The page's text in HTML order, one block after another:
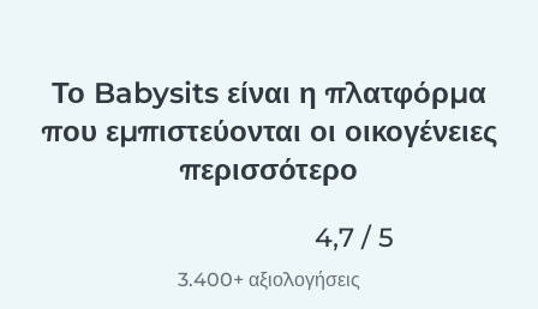
Το Babysits είναι η πλατφόρμα
που εμπιστεύονται οι οικογένειες
περισσότερο
4,7 / 5
3.400+ αξιολογήσεις